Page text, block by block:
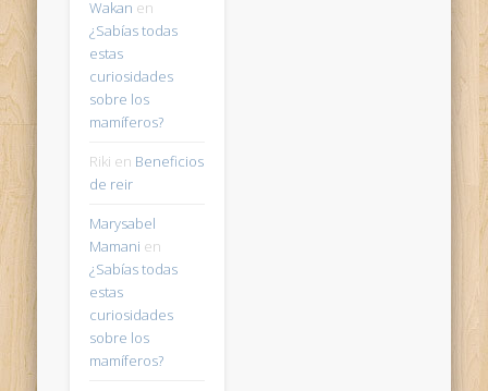
Wakan en
¿Sabías todas
estas
curiosidades
sobre los
mamíferos?
Riki en Beneficios
de reir
Marysabel
Mamani en
¿Sabías todas
estas
curiosidades
sobre los
mamíferos?